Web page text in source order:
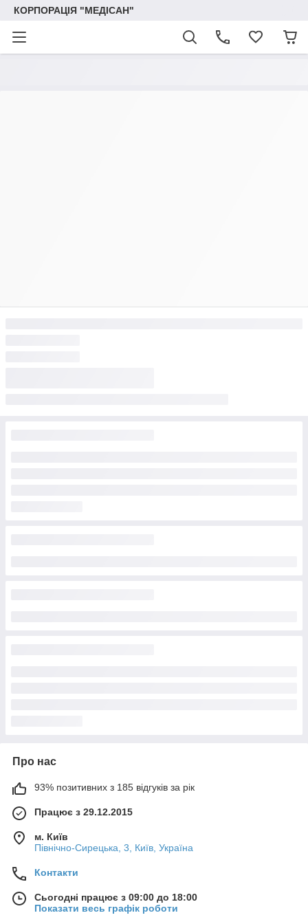
КОРПОРАЦІЯ "МЕДІСАН"
Про нас
93% позитивних з 185 відгуків за рік
Працює з 29.12.2015
м. Київ
Північно-Сирецька, 3, Київ, Україна
Контакти
Сьогодні працює з 09:00 до 18:00
Показати весь графік роботи